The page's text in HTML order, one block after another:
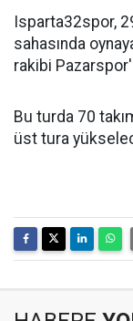
Isparta32spor,
sahasında
rakibi
Bu turda 70
üst tura